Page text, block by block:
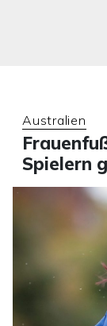
Australien
Spielern